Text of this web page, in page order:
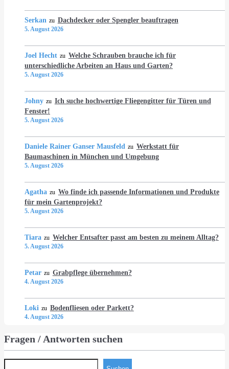
Serkan zu Dachdecker oder Spengler beauftragen
5. August 2026
Joel Hecht zu Welche Schrauben brauche ich für
unterschiedliche Arbeiten an Haus und Garten?
5. August 2026
Johny zu Ich suche hochwertige Fliegengitter für Türen und
Fenster!
5. August 2026
Daniele Rainer Ganser Mausfeld zu Werkstatt für
Baumaschinen in München und Umgebung
5. August 2026
Agatha zu Wo finde ich passende Informationen und Produkte
für mein Gartenprojekt?
5. August 2026
Tiara zu Welcher Entsafter passt am besten zu meinem Alltag?
5. August 2026
Petar zu Grabpflege übernehmen?
4. August 2026
Loki zu Bodenfliesen oder Parkett?
4. August 2026
Fragen / Antworten suchen